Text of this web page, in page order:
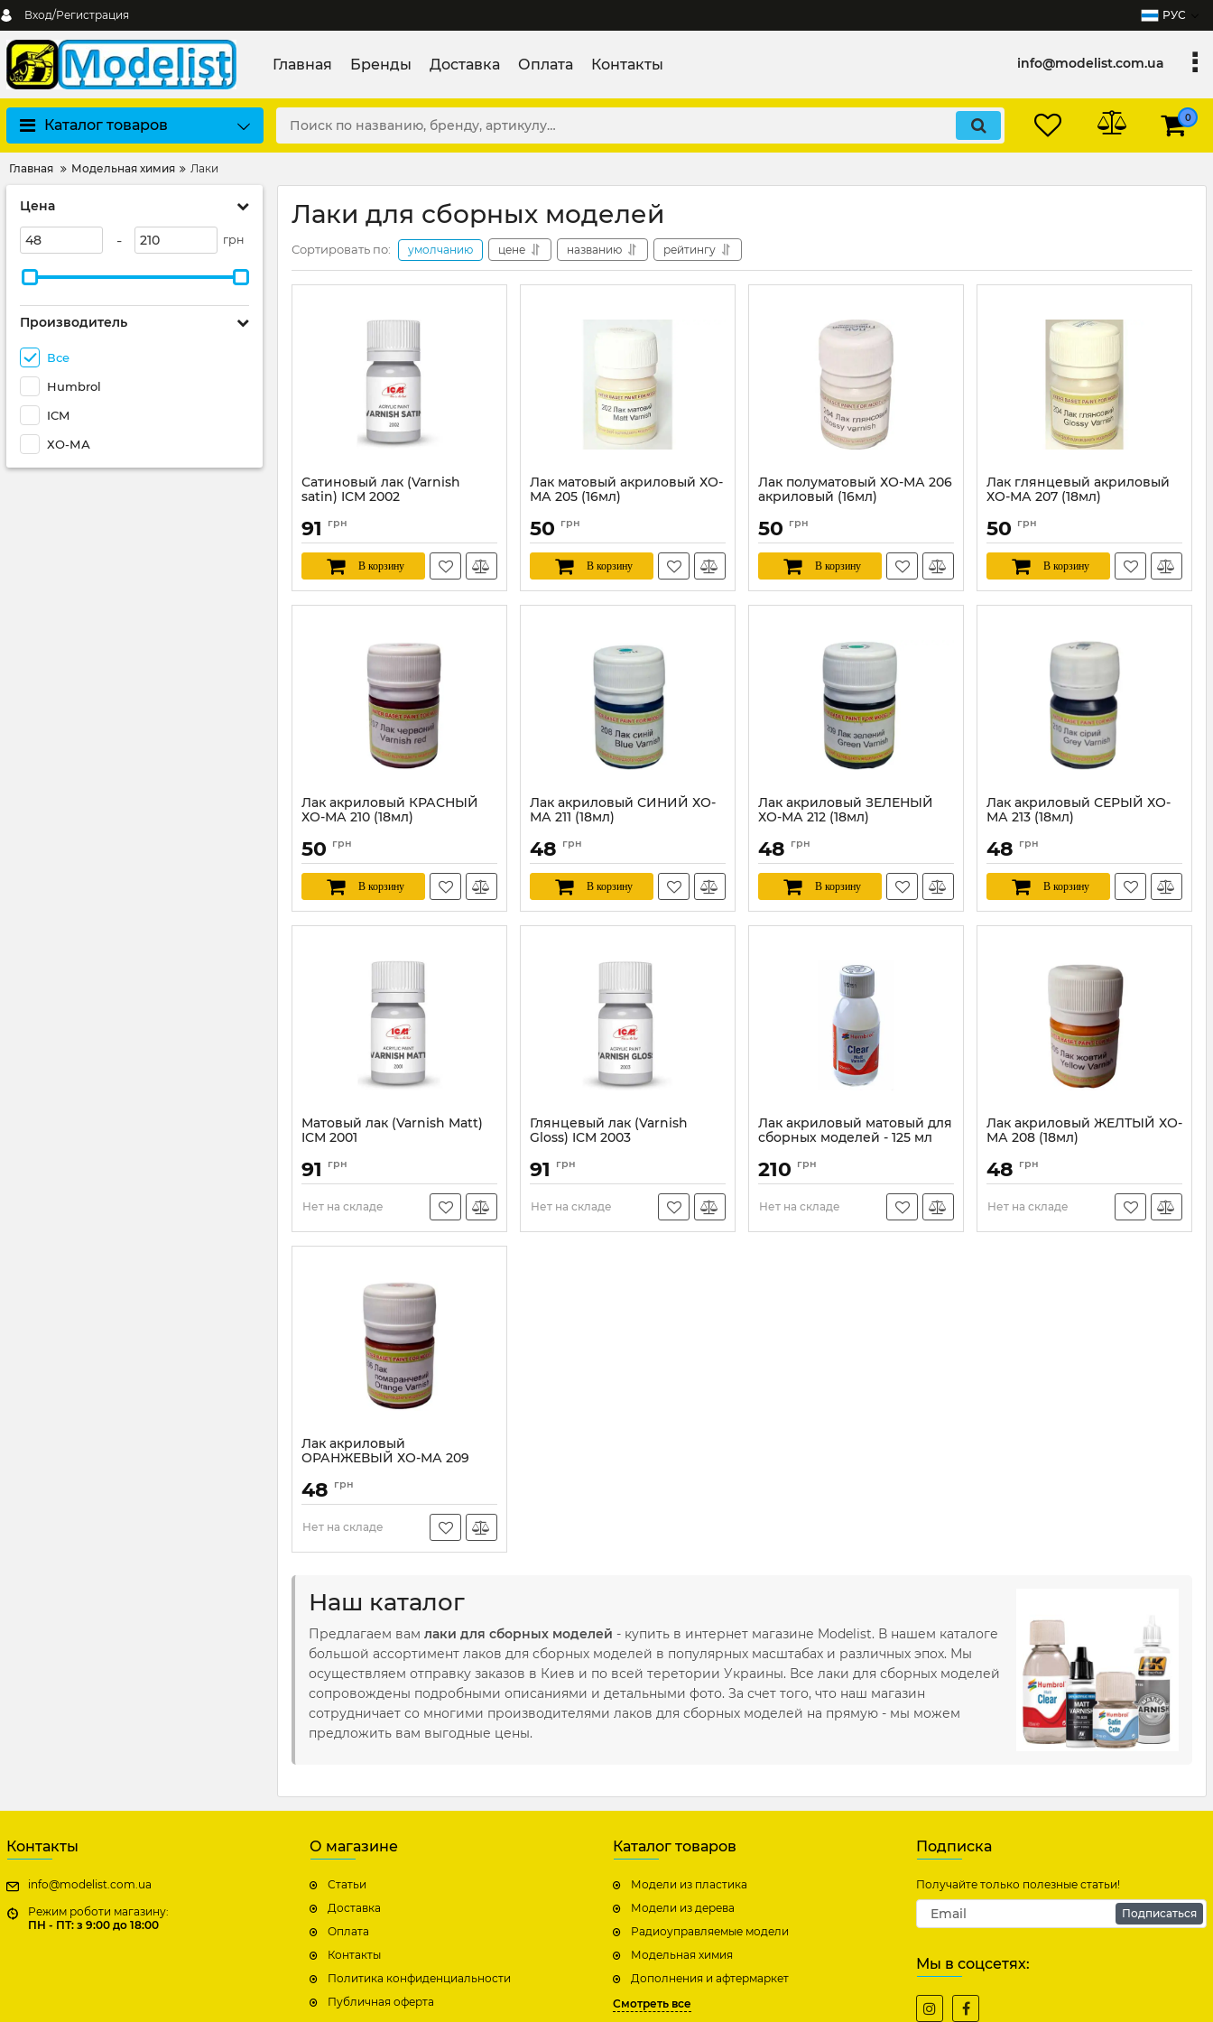
Вход/Регистрация РУС
Главная Бренды Доставка Оплата Контакты info@modelist.com.ua
Каталог товаров 0
Главная Модельная химия Лаки
Цена
- грн
Производитель
Все
Humbrol
ICM
ХО-МА
Лаки для сборных моделей
Сортировать по: умолчанию цене названию рейтингу
Сатиновый лак (Varnish
satin) ICM 2002
91 грн
В корзину
Лак матовый акриловый ХО-
МА 205 (16мл)
50 грн
В корзину
Лак полуматовый ХО-МА 206
акриловый (16мл)
50 грн
В корзину
Лак глянцевый акриловый
ХО-МА 207 (18мл)
50 грн
В корзину
Лак акриловый КРАСНЫЙ
ХО-МА 210 (18мл)
50 грн
В корзину
Лак акриловый СИНИЙ ХО-
МА 211 (18мл)
48 грн
В корзину
Лак акриловый ЗЕЛЕНЫЙ
ХО-МА 212 (18мл)
48 грн
В корзину
Лак акриловый СЕРЫЙ ХО-
МА 213 (18мл)
48 грн
В корзину
Матовый лак (Varnish Matt)
ICM 2001
91 грн
Нет на складе
Глянцевый лак (Varnish
Gloss) ICM 2003
91 грн
Нет на складе
Лак акриловый матовый для
сборных моделей - 125 мл
Артикул: HUM-AC7434
210 грн
Нет на складе
Лак акриловый ЖЕЛТЫЙ ХО-
МА 208 (18мл)
48 грн
Нет на складе
Лак акриловый
ОРАНЖЕВЫЙ ХО-МА 209
Артикул: HOMA209
48 грн
Нет на складе
Наш каталог
Предлагаем вам лаки для сборных моделей - купить в интернет магазине Modelist. В нашем каталоге
большой ассортимент лаков для сборных моделей в популярных масштабах и различных эпох. Мы
осуществляем отправку заказов в Киев и по всей теретории Украины. Все лаки для сборных моделей
сопровождены подробными описаниями и детальными фото. За счет того, что наш магазин
сотрудничает со многими производителями лаков для сборных моделей на прямую - мы можем
предложить вам выгодные цены.
Контакты
info@modelist.com.ua
Режим роботи магазину:
ПН - ПТ: з 9:00 до 18:00
О магазине
Статьи
Доставка
Оплата
Контакты
Политика конфиденциальности
Публичная оферта
Каталог товаров
Модели из пластика
Модели из дерева
Радиоуправляемые модели
Модельная химия
Дополнения и афтермаркет
Смотреть все
Подписка
Получайте только полезные статьи!
Подписаться
Мы в соцсетях: